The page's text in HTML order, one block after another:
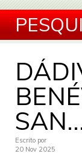
Escrito por
20 Nov 2025